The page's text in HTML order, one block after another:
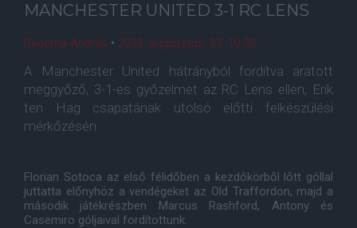
MANCHESTER UNITED 3-1 RC LENS
Bederna András • 2023. augusztus. 07. 10:30
A Manchester United hátrányból fordítva aratott
meggyőző, 3-1-es győzelmet az RC Lens ellen, Erik
ten Hag csapatának utolsó előtti felkészülési
mérkőzésén.
Florian Sotoca az első félidőben a kezdőkörből lőtt góllal
juttatta előnyhöz a vendégeket az Old Traffordon, majd a
második játékrészben Marcus Rashford, Antony és
Casemiro góljaival fordítottunk.